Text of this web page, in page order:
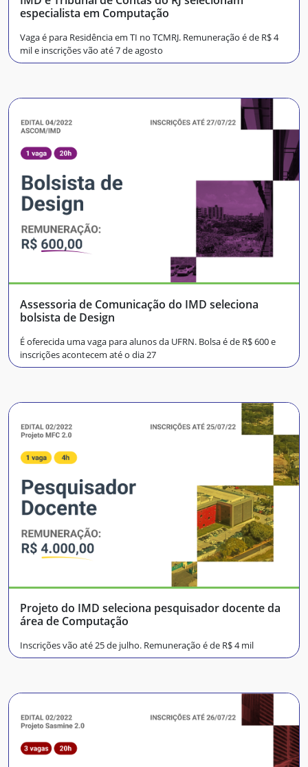
especialista em Computação
Vaga é para Residência em TI no TCMRJ. Remuneração é de R$ 4
mil e inscrições vão até 7 de agosto
Assessoria de Comunicação do IMD seleciona
bolsista de Design
É oferecida uma vaga para alunos da UFRN. Bolsa é de R$ 600 e
inscrições acontecem até o dia 27
Projeto do IMD seleciona pesquisador docente da
área de Computação
Inscrições vão até 25 de julho. Remuneração é de R$ 4 mil